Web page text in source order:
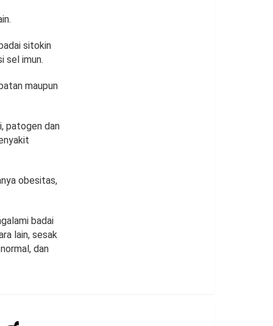
sitokin
sel imun.
maupun
patogen dan
obesitas,
badai
lain, sesak
dan